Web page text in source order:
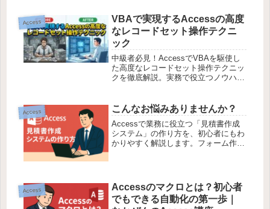
Access
VBAで実現するAccessの高度
なレコードセット操作テクニ
ック
中級者必見！AccessでVBAを駆使し
た高度なレコードセット操作テクニッ
クを徹底解説。実務で役立つノウハウ
Access こんなお悩みありませんか？
Accessで業務に役立つ「見積書作成
システム」の作り方を、初心者にもわ
かりやすく解説します。フォーム作成
Access
Accessのマクロとは？初心者
でもできる自動化の第一歩｜